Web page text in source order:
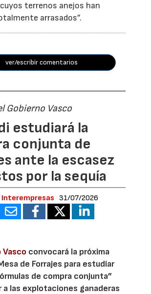
terrenos anejos han
arrasados”.
ver/escribir comentarios
Gobierno Vasco
estudiará la
conjunta de
ante la escasez
por la sequía
Interempresas 31/07/2026
Vasco convocará la próxima
de Forrajes para estudiar
de compra conjunta”
a las explotaciones ganaderas